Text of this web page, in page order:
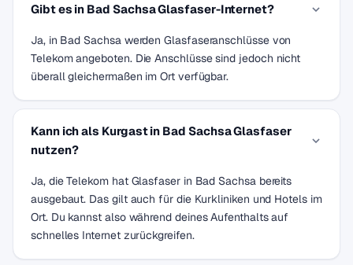
Gibt es in Bad Sachsa Glasfaser-Internet?
Ja, in Bad Sachsa werden Glasfaseranschlüsse von
Telekom angeboten. Die Anschlüsse sind jedoch nicht
überall gleichermaßen im Ort verfügbar.
Kann ich als Kurgast in Bad Sachsa Glasfaser
nutzen?
Ja, die Telekom hat Glasfaser in Bad Sachsa bereits
ausgebaut. Das gilt auch für die Kurkliniken und Hotels im
Ort. Du kannst also während deines Aufenthalts auf
schnelles Internet zurückgreifen.